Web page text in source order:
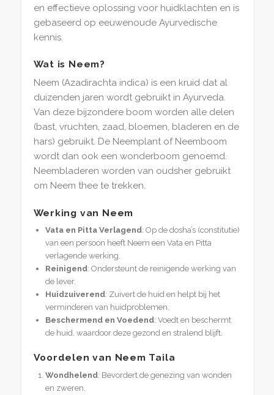
en effectieve oplossing voor huidklachten en is
gebaseerd op eeuwenoude Ayurvedische
kennis.
Wat is Neem?
Neem (Azadirachta indica) is een kruid dat al
duizenden jaren wordt gebruikt in Ayurveda.
Van deze bijzondere boom worden alle delen
(bast, vruchten, zaad, bloemen, bladeren en de
hars) gebruikt. De Neemplant of Neemboom
wordt dan ook een wonderboom genoemd.
Neembladeren worden van oudsher gebruikt
om Neem thee te trekken.
Werking van Neem
Vata en Pitta Verlagend: Op de dosha’s (constitutie)
van een persoon heeft Neem een Vata en Pitta
verlagende werking.
Reinigend: Ondersteunt de reinigende werking van
de lever.
Huidzuiverend: Zuivert de huid en helpt bij het
verminderen van huidproblemen.
Beschermend en Voedend: Voedt en beschermt
de huid, waardoor deze gezond en stralend blijft.
Voordelen van Neem Taila
Wondhelend: Bevordert de genezing van wonden
en zweren.